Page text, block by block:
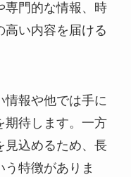
専門的な情報、時
高い内容を届ける
情報や他では手に
期待します。一方
見込めるため、長
特徴がありま